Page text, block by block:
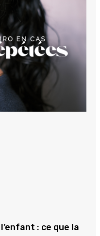
: ce que la